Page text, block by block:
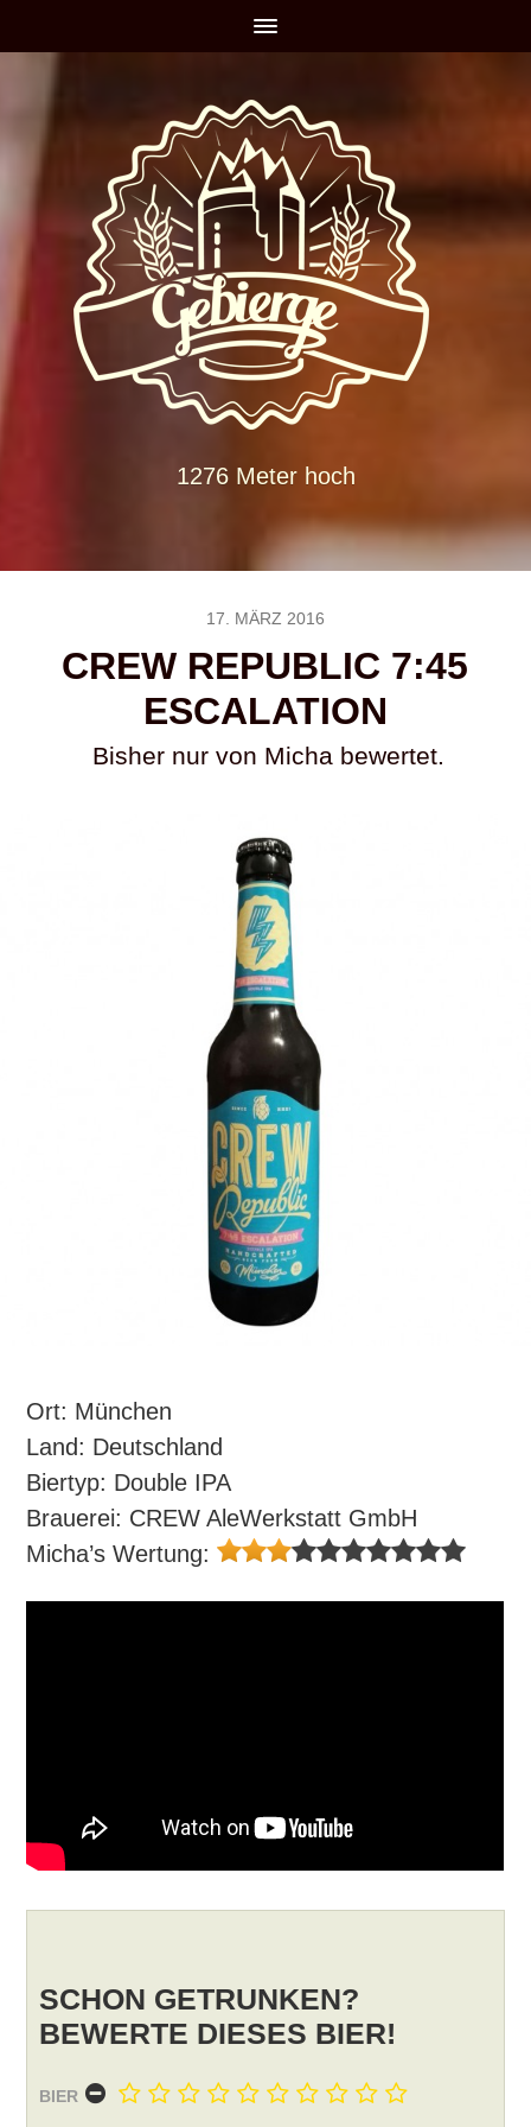
1276 Meter hoch
17. MÄRZ 2016
CREW REPUBLIC 7:45
ESCALATION
Bisher nur von Micha bewertet.
Ort: München
Land: Deutschland
Biertyp: Double IPA
Brauerei: CREW AleWerkstatt GmbH
Micha’s Wertung:
SCHON GETRUNKEN?
BEWERTE DIESES BIER!
BIER